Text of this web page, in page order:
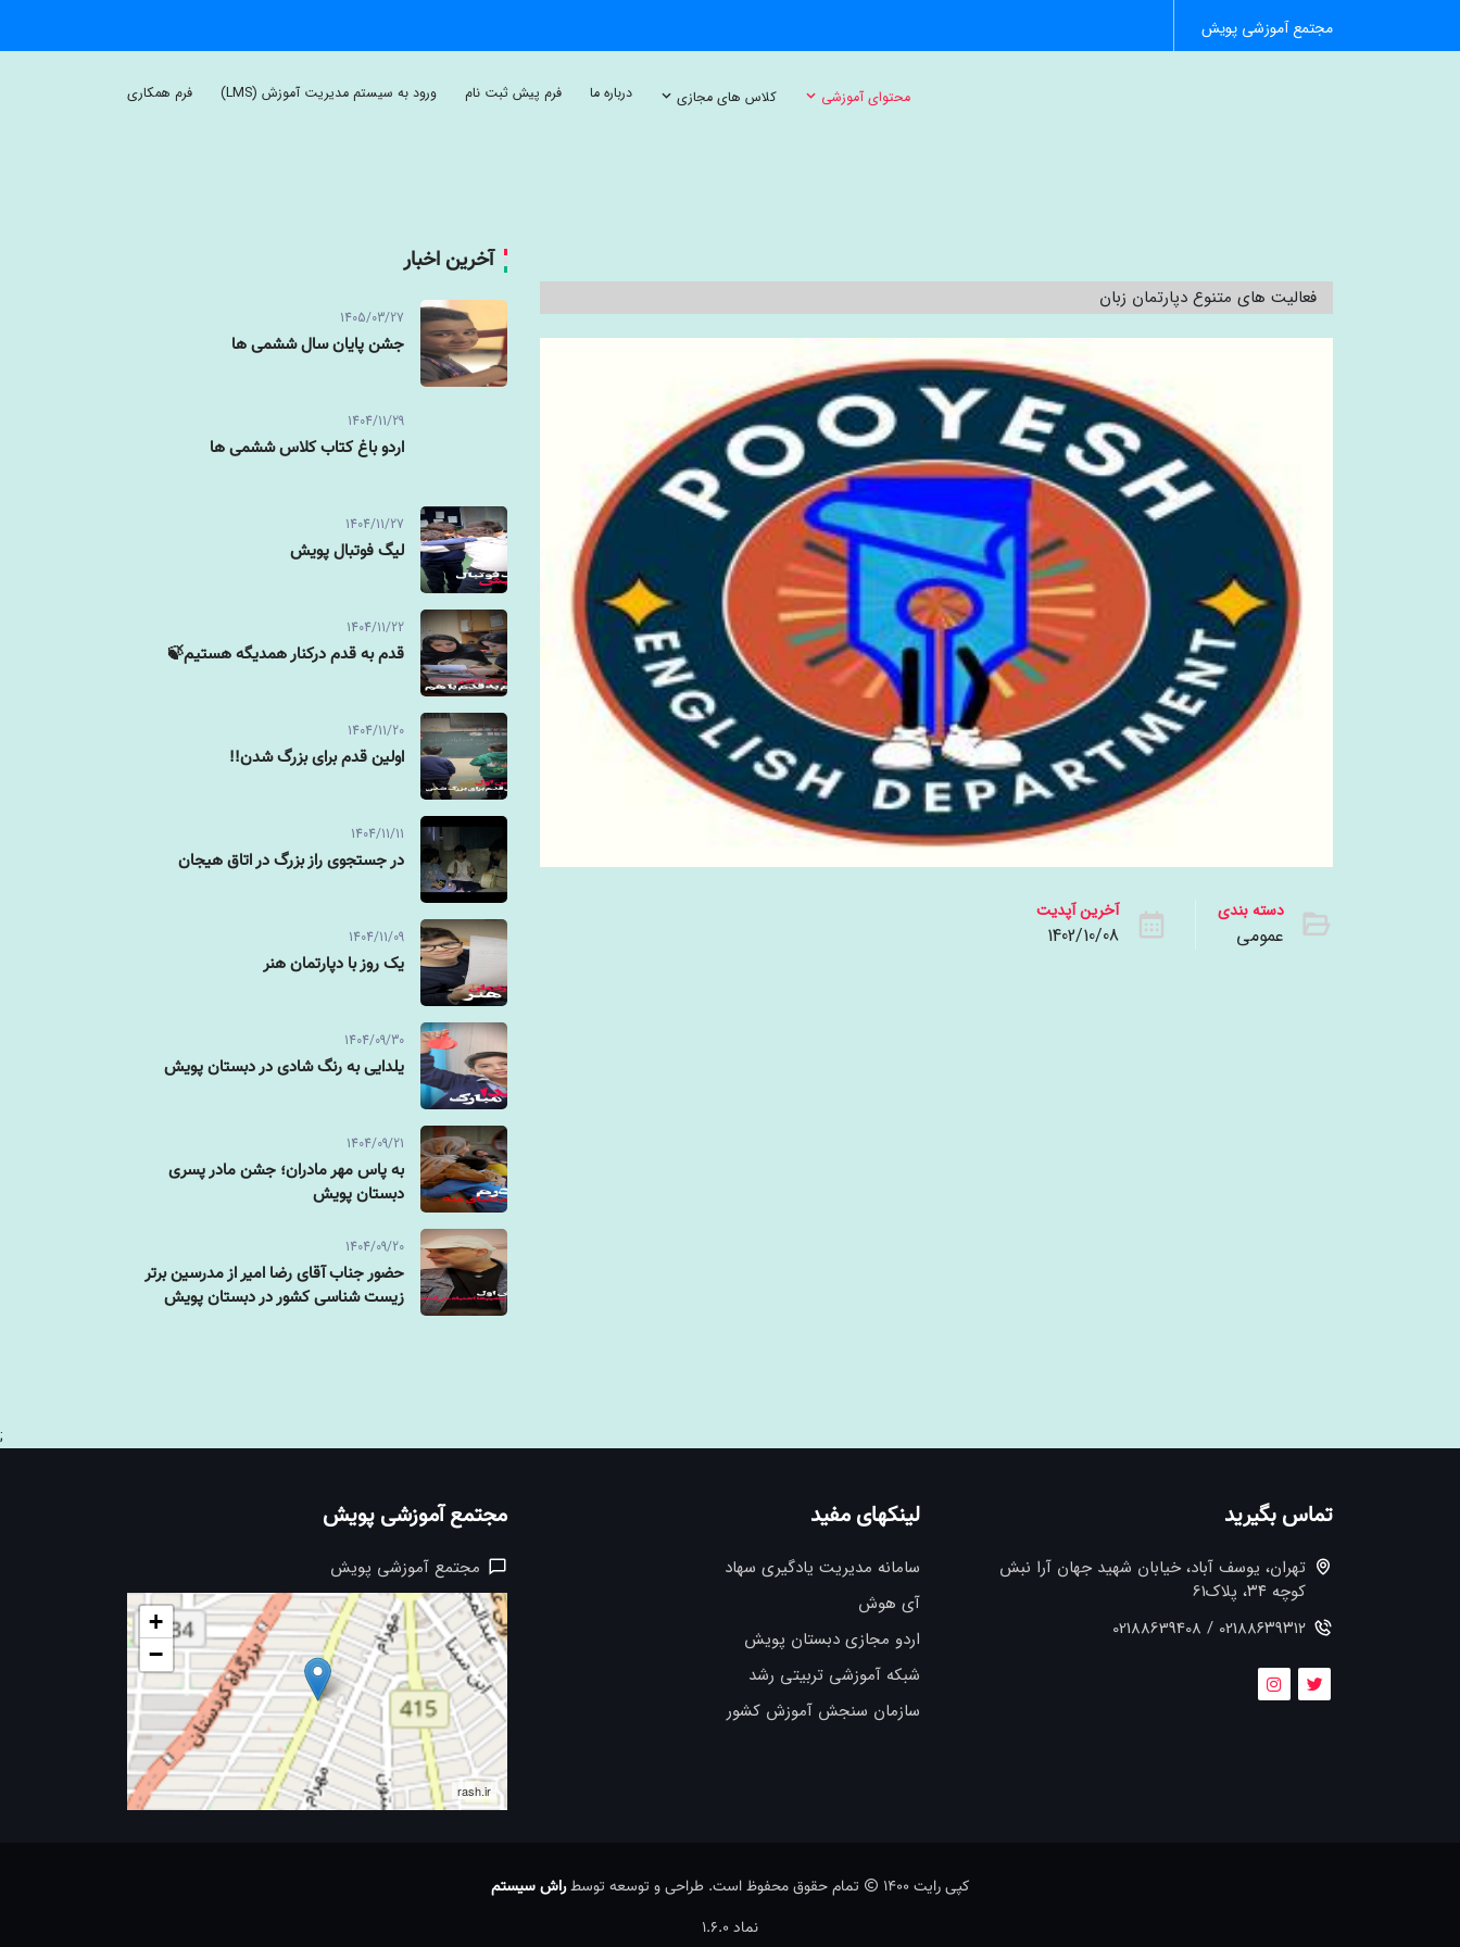
مجتمع آموزشی پویش
محتوای آموزشی کلاس های مجازی درباره ما فرم پیش ثبت نام ورود به سیستم مدیریت آموزش (LMS) فرم همکاری
فعالیت های متنوع دپارتمان زبان
دسته بندی
عمومی
آخرین آپدیت
1402/10/08
آخرین اخبار
1405/03/27
جشن پایان سال ششمی ها
1404/11/29
اردو باغ کتاب کلاس ششمی ها
1404/11/27
لیگ فوتبال پویش
1404/11/22
قدم به قدم درکنار همدیگه هستیم🍃
1404/11/20
اولین قدم برای بزرگ شدن!!
1404/11/11
در جستجوی راز بزرگ در اتاق هیجان
1404/11/09
یک روز با دپارتمان هنر
1404/09/30
یلدایی به رنگ شادی در دبستان پویش
1404/09/21
به پاس مهر مادران؛ جشن مادر پسری
دبستان پویش
1404/09/20
حضور جناب آقای رضا امیر از مدرسین برتر
زیست شناسی کشور در دبستان پویش
;
تماس بگیرید
تهران، یوسف آباد، خیابان شهید جهان آرا نبش
کوچه ۳۴، پلاک61
021۸۸۶۳۹۳۱۲ / 02188639408
لینکهای مفید
سامانه مدیریت یادگیری سهاد
آی هوش
اردو مجازی دبستان پویش
شبکه آموزشی تربیتی رشد
سازمان سنجش آموزش کشور
مجتمع آموزشی پویش
مجتمع آموزشی پویش
+
−
rash.ir
کپی رایت 1400 تمام حقوق محفوظ است. طراحی و توسعه توسطراش سیستم
نماد 1.6.0